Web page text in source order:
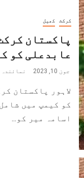
کرکٹ کھیل
پاکستان
عابدعلی کو
جون 10, 2023 نمائندہ
لاہور پاکستان
کو کیمپ میں
اسامہ میر کو...